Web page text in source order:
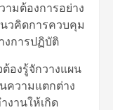
ามต้องการอย่าง
นวคิดการควบคุม
งการปฏิบัติ
ต้องรู้จักวางแผน
ความแตกต่าง
งานให้เกิด